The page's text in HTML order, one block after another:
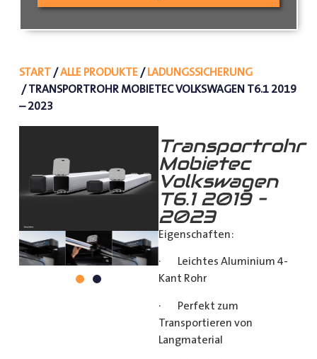
START/ALLE PRODUKTE/LADUNGSSICHERUNG
/ TRANSPORTROHR MOBIETEC VOLKSWAGEN T6.1 2019
– 2023
Transportrohr
Mobietec
Volkswagen
T6.1 2019 –
2023
Eigenschaften:
· Leichtes Aluminium 4-
Kant Rohr
· Perfekt zum
Transportieren von
Langmaterial